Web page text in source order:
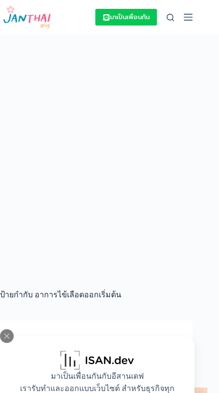
Skip
content
มาเป็นเพื่อนกันกับอีสานเดฟ
เรารับทำและออกแบบเว็บไซต์ สำหรับธุรกิจทุก
มาเป็นเพื่อนกัน
ป้ายกำกับ อาการไข้เลือดออกเริ่มต้น
อาการไข้เลือดออกเริ่มต้นอย่างไร ? อาการไหนที่